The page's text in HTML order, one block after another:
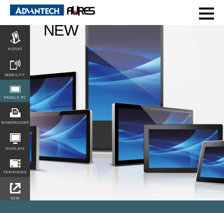
NEW
KIOSKS
MOBILITY
PANELS PC
BONDRUCKER
DISPLAYS
PERIPHERIE
OEM